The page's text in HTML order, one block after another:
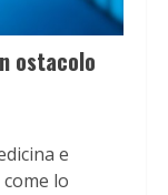
ostacolo
e
lo